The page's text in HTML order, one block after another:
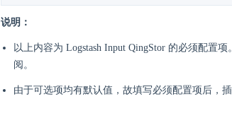
说明：
以上内容为 Logstash Input QingStor 的必须配置
阅。
由于可选项均有默认值，故填写必须配置项后，插